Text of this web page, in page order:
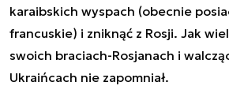
karaibskich wyspach (obecnie
francuskie) i zniknąć z Rosji. Jak
swoich braciach-Rosjanach i
Ukraińcach nie zapomniał.